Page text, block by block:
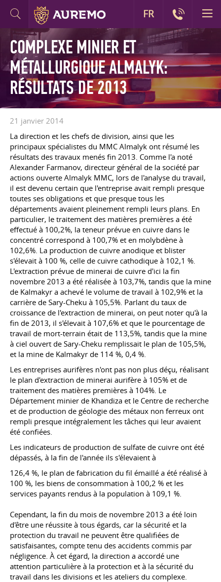
COMPLEXE MINIER ET
MÉTALLURGIQUE ALMALYK:
RÉSULTATS DE 2013
21 janvier 2014
La direction et les chefs de division, ainsi que les
principaux spécialistes du MMC Almalyk ont résumé les
résultats des travaux menés fin 2013. Comme l'a noté
Alexander Farmanov, directeur général de la société par
actions ouverte Almalyk MMC, lors de l'analyse du travail,
il est devenu certain que l'entreprise avait rempli presque
toutes ses obligations et que presque tous les
départements avaient pleinement rempli leurs plans. En
particulier, le traitement des matières premières a été
effectué à 100,2%, la teneur prévue en cuivre dans le
concentré correspond à 100,7% et en molybdène à
102,6%. La production de cuivre anodique et blister
s'élevait à 100 %, celle de cuivre cathodique à 102,1 %.
L'extraction prévue de minerai de cuivre d'ici la fin
novembre 2013 a été réalisée à 103,7%, tandis que la mine
de Kalmakyr a achevé le volume de travail à 102,9% et la
carrière de Sary-Cheku à 105,5%. Parlant du taux de
croissance de l'extraction de minerai, on peut noter qu'à la
fin de 2013, il s'élevait à 107,6% et que le pourcentage de
travail de mort-terrain était de 113,5%, tandis que la mine
à ciel ouvert de Sary-Cheku remplissait le plan de 105,5%,
et la mine de Kalmakyr de 114 %, 0,4 %.
Les entreprises aurifères n'ont pas non plus déçu, réalisant
le plan d'extraction de minerai aurifère à 105% et de
traitement des matières premières à 104%. Le
Département minier de Khandiza et le Centre de recherche
et de production de géologie des métaux non ferreux ont
rempli presque intégralement les tâches qui leur avaient
été confiées.
Les indicateurs de production de sulfate de cuivre ont été
dépassés, à la fin de l'année ils s'élevaient à
126,4 %, le plan de fabrication du fil émaillé a été réalisé à
100 %, les biens de consommation à 100,2 % et les
services payants rendus à la population à 109,1 %.
Cependant, la fin du mois de novembre 2013 a été loin
d'être une réussite à tous égards, car la sécurité et la
protection du travail ne peuvent être qualifiées de
satisfaisantes, compte tenu des accidents commis par
négligence. À cet égard, la direction a accordé une
attention particulière à la protection et à la sécurité du
travail dans les divisions et les ateliers du complexe.
FR